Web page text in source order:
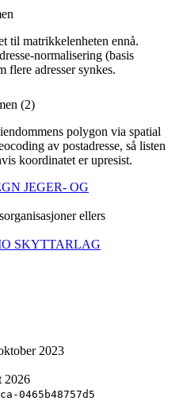
til matrikkelenheten ennå.
normalisering (basis
flere adresser synkes.
(2)
polygon via spatial
av postadresse, så listen
koordinatet er upresist.
JEGER- OG
ellers
SKYTTARLAG
2023
2026
0465b48757d5